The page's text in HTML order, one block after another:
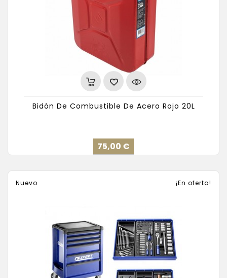
Bidón De Combustible De Acero Rojo 20L
75,00 €
¡En oferta!
Nuevo